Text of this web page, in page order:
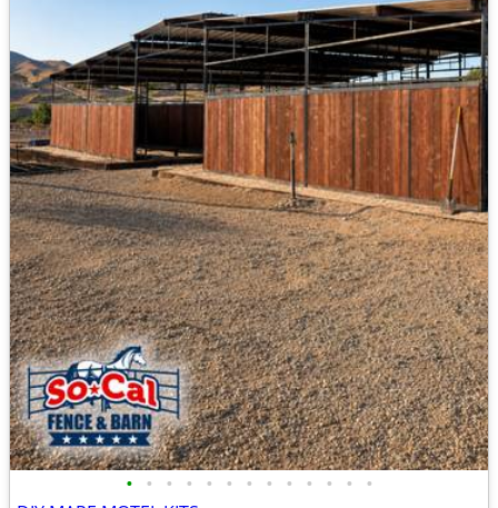
• • • • • • • • • • • • •